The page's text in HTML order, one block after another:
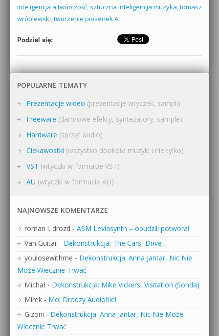
inteligencja a twórczość, sztuczna inteligencja muzyka, tomasz
wróblewski, tworzenie piosenek AI
Podziel się:
POPULARNE TEMATY
Prezentacje wideo (prezentacje wtyczek, sampli)
Freeware (darmowe efekty, syntezatory, sample)
Hardware (sprzęt audio)
Ciekawostki (wszystko dookoła muzyki i nie tylko)
VST (wtyczki w formacie VST)
AU (wtyczki w formacie AU)
NAJNOWSZE KOMENTARZE
roman i. drozd - ASM Leviasynth – obudzili potwora!
Van Guitar - Dekonstrukcja: The Cars, Drive
youlosewithme - Dekonstrukcja: Anna Jantar, Nic Nie
Może Wiecznie Trwać
Michał - Dekonstrukcja: Mike Vickers, Visitation (Sonda)
Mirek - Moi Drodzy Audiofile!
Gizoni - Dekonstrukcja: Anna Jantar, Nic Nie Może
Wiecznie Trwać